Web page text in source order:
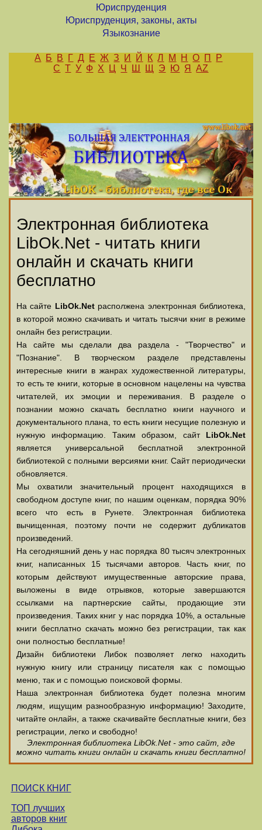
Юриспруденция
Юриспруденция, законы, акты
Языкознание
А Б В Г Д Е Ж З И Й К Л М Н О П
Р
С Т У Ф Х Ц Ч Ш Щ Э Ю Я AZ
Электронная библиотека
LibOk.Net - читать книги
онлайн и скачать книги
бесплатно
На сайте LibOk.Netрасполжена электронная библиотека,
в которой можно скачивать и читать тысячи книг в режиме
онлайн без регистрации.
На сайте мы сделали два раздела - "Творчество" и
"Познание". В творческом разделе представлены
интересные книги в жанрах художественной литературы,
то есть те книги, которые в основном нацелены на чувства
читателей, их эмоции и переживания. В разделе о
познании можно скачать бесплатно книги научного и
документального плана, то есть книги несущие полезную и
нужную информацию. Таким образом, сайт LibOk.Net
является универсальной бесплатной электронной
библиотекой с полными версиями книг. Сайт периодически
обновляется.
Мы охватили значительный процент находящихся в
свободном доступе книг, по нашим оценкам, порядка 90%
всего что есть в Рунете. Электронная библиотека
вычищенная, поэтому почти не содержит дубликатов
произведений.
На сегодняшний день у нас порядка 80 тысяч электронных
книг, написанных 15 тысячами авторов. Часть книг, по
которым действуют имущественные авторские права,
выложены в виде отрывков, которые завершаются
ссылками на партнерские сайты, продающие эти
произведения. Таких книг у нас порядка 10%, а остальные
книги бесплатно скачать можно без регистрации, так как
они полностью бесплатные!
Дизайн библиотеки Либок позволяет легко находить
нужную книгу или страницу писателя как с помощью
меню, так и с помощью поисковой формы.
Наша электронная библиотека будет полезна многим
людям, ищущим разнообразную информацию! Заходите,
читайте онлайн, а также скачивайте бесплатные книги, без
регистрации, легко и свободно!
Электронная библиотека LibOk.Net - это сайт, где
можно читать книги онлайн и скачать книги бесплатно!
ПОИСК КНИГ
ТОП лучших
авторов книг